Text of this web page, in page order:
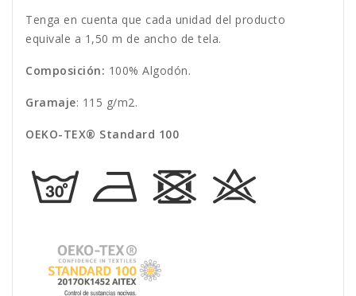
Tenga en cuenta que cada unidad del producto
equivale a 1,50 m de ancho de tela.
Composición: 100% Algodón.
Gramaje: 115 g/m2.
OEKO-TEX® Standard 100